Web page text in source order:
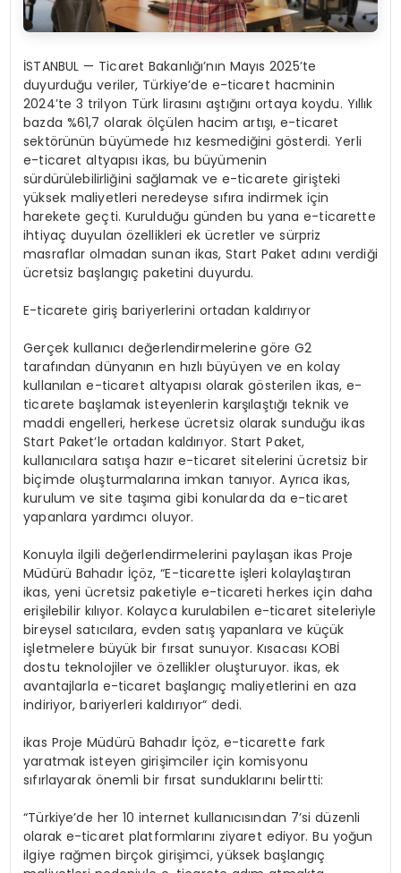
İSTANBUL — Ticaret Bakanlığı’nın Mayıs 2025’te
duyurduğu veriler, Türkiye’de e-ticaret hacminin
2024’te 3 trilyon Türk lirasını aştığını ortaya koydu. Yıllık
bazda %61,7 olarak ölçülen hacim artışı, e-ticaret
sektörünün büyümede hız kesmediğini gösterdi. Yerli
e-ticaret altyapısı ikas, bu büyümenin
sürdürülebilirliğini sağlamak ve e-ticarete girişteki
yüksek maliyetleri neredeyse sıfıra indirmek için
harekete geçti. Kurulduğu günden bu yana e-ticarette
ihtiyaç duyulan özellikleri ek ücretler ve sürpriz
masraflar olmadan sunan ikas, Start Paket adını verdiği
ücretsiz başlangıç paketini duyurdu.
E-ticarete giriş bariyerlerini ortadan kaldırıyor
Gerçek kullanıcı değerlendirmelerine göre G2
tarafından dünyanın en hızlı büyüyen ve en kolay
kullanılan e-ticaret altyapısı olarak gösterilen ikas, e-
ticarete başlamak isteyenlerin karşılaştığı teknik ve
maddi engelleri, herkese ücretsiz olarak sunduğu ikas
Start Paket’le ortadan kaldırıyor. Start Paket,
kullanıcılara satışa hazır e-ticaret sitelerini ücretsiz bir
biçimde oluşturmalarına imkan tanıyor. Ayrıca ikas,
kurulum ve site taşıma gibi konularda da e-ticaret
yapanlara yardımcı oluyor.
Konuyla ilgili değerlendirmelerini paylaşan ikas Proje
Müdürü Bahadır İçöz, “E-ticarette işleri kolaylaştıran
ikas, yeni ücretsiz paketiyle e-ticareti herkes için daha
erişilebilir kılıyor. Kolayca kurulabilen e-ticaret siteleriyle
bireysel satıcılara, evden satış yapanlara ve küçük
işletmelere büyük bir fırsat sunuyor. Kısacası KOBİ
dostu teknolojiler ve özellikler oluşturuyor. ikas, ek
avantajlarla e-ticaret başlangıç maliyetlerini en aza
indiriyor, bariyerleri kaldırıyor” dedi.
ikas Proje Müdürü Bahadır İçöz, e-ticarette fark
yaratmak isteyen girişimciler için komisyonu
sıfırlayarak önemli bir fırsat sunduklarını belirtti:
“Türkiye’de her 10 internet kullanıcısından 7’si düzenli
olarak e-ticaret platformlarını ziyaret ediyor. Bu yoğun
ilgiye rağmen birçok girişimci, yüksek başlangıç